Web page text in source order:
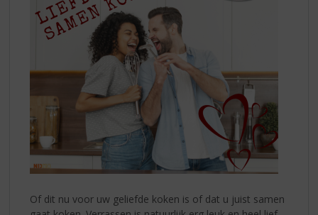
Of dit nu voor uw geliefde koken is of dat u juist samen